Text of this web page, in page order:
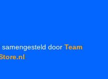
door Team